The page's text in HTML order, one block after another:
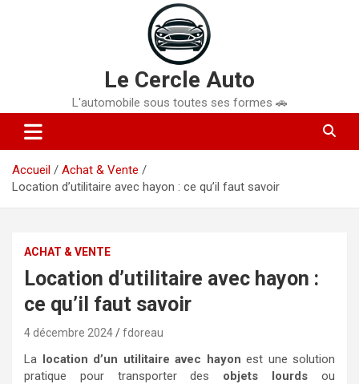
Le Cercle Auto
L'automobile sous toutes ses formes 🚗
Accueil
Achat & Vente
Location d’utilitaire avec hayon : ce qu’il faut savoir
ACHAT & VENTE
Location d’utilitaire avec hayon :
ce qu’il faut savoir
4 décembre 2024 fdoreau
La location d’un utilitaire avec hayon est une solution
pratique pour transporter des objets lourds ou